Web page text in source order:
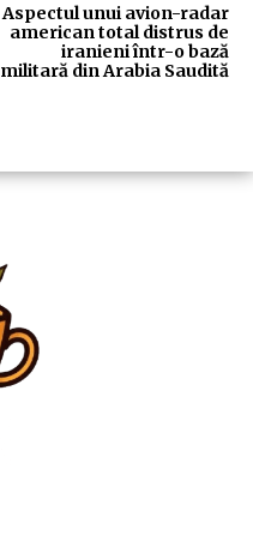
Aspectul unui avion-radar
american total distrus de
iranieni într-o bază
militară din Arabia Saudită